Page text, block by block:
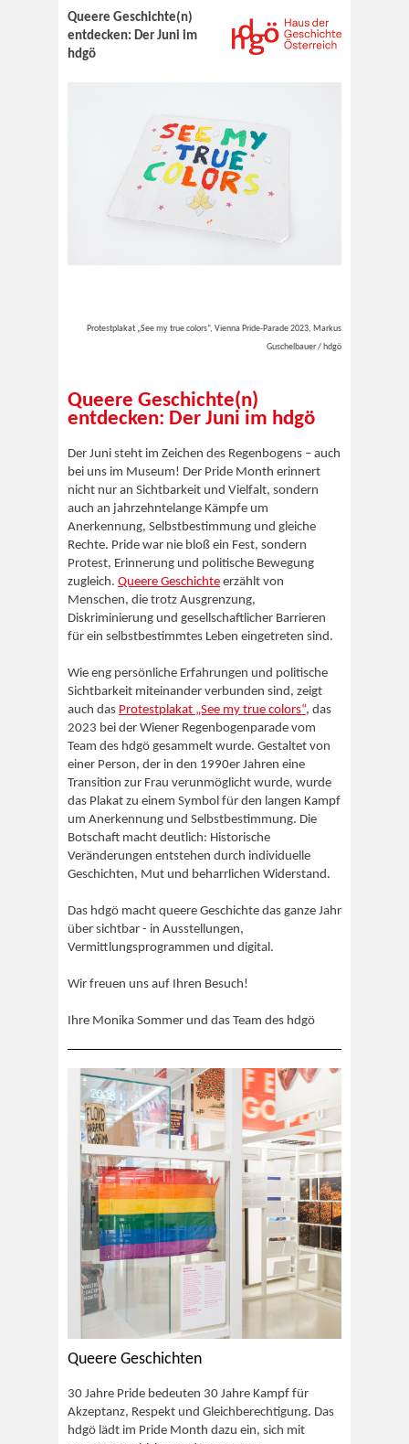
Queere Geschichte(n)
entdecken: Der Juni im
hdgö
Protestplakat „See my true colors“, Vienna Pride-Parade 2023, Markus
Guschelbauer / hdgö
Queere Geschichte(n)
entdecken: Der Juni im hdgö
Der Juni steht im Zeichen des Regenbogens – auch
bei uns im Museum! Der Pride Month erinnert
nicht nur an Sichtbarkeit und Vielfalt, sondern
auch an jahrzehntelange Kämpfe um
Anerkennung, Selbstbestimmung und gleiche
Rechte. Pride war nie bloß ein Fest, sondern
Protest, Erinnerung und politische Bewegung
zugleich. Queere Geschichte erzählt von
Menschen, die trotz Ausgrenzung,
Diskriminierung und gesellschaftlicher Barrieren
für ein selbstbestimmtes Leben eingetreten sind.
Wie eng persönliche Erfahrungen und politische
Sichtbarkeit miteinander verbunden sind, zeigt
auch das Protestplakat „See my true colors“, das
2023 bei der Wiener Regenbogenparade vom
Team des hdgö gesammelt wurde. Gestaltet von
einer Person, der in den 1990er Jahren eine
Transition zur Frau verunmöglicht wurde, wurde
das Plakat zu einem Symbol für den langen Kampf
um Anerkennung und Selbstbestimmung. Die
Botschaft macht deutlich: Historische
Veränderungen entstehen durch individuelle
Geschichten, Mut und beharrlichen Widerstand.
Das hdgö macht queere Geschichte das ganze Jahr
über sichtbar - in Ausstellungen,
Vermittlungsprogrammen und digital.
Wir freuen uns auf Ihren Besuch!
Ihre Monika Sommer und das Team des hdgö
Queere Geschichten
30 Jahre Pride bedeuten 30 Jahre Kampf für
Akzeptanz, Respekt und Gleichberechtigung. Das
hdgö lädt im Pride Month dazu ein, sich mit